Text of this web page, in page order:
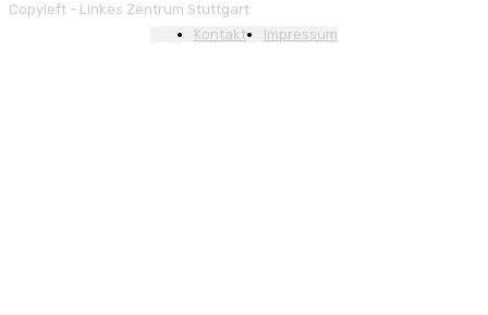
Copyleft - Linkes Zentrum Stuttgart
Kontakt
Impressum